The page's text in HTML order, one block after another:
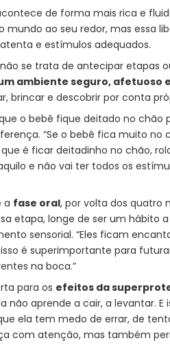
de forma mais rica e
mundo ao seu redor, mas essa
e estímulos adequados.
se trata de antecipar etapas
ambiente seguro, afetuoso
brincar e descobrir por conta
o bebê fique deitado no chão
“Se o bebê fica muito no
é ficar deitadinho no chão,
e não vai ter todos os
a fase oral, por volta dos quatro
etapa, longe de ser um hábito
sensorial. “Eles ficam
é superimportante para
na boca.”
para os efeitos da
não aprende a cair, a levantar. E
ela tem medo de errar, de
com atenção, mas também